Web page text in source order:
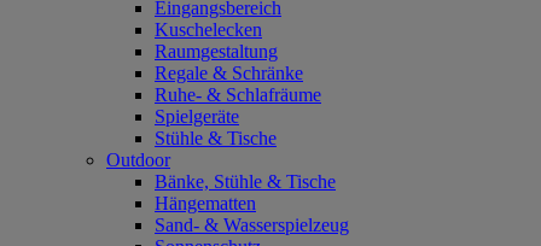
Eingangsbereich
Kuschelecken
Raumgestaltung
Regale & Schränke
Ruhe- & Schlafräume
Spielgeräte
Stühle & Tische
Outdoor
Bänke, Stühle & Tische
Hängematten
Sand- & Wasserspielzeug